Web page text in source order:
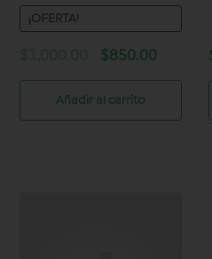
¡OFERTA!
Original
price
was:
$1,000.00.
$850.00Current
price
Añadir al carrito